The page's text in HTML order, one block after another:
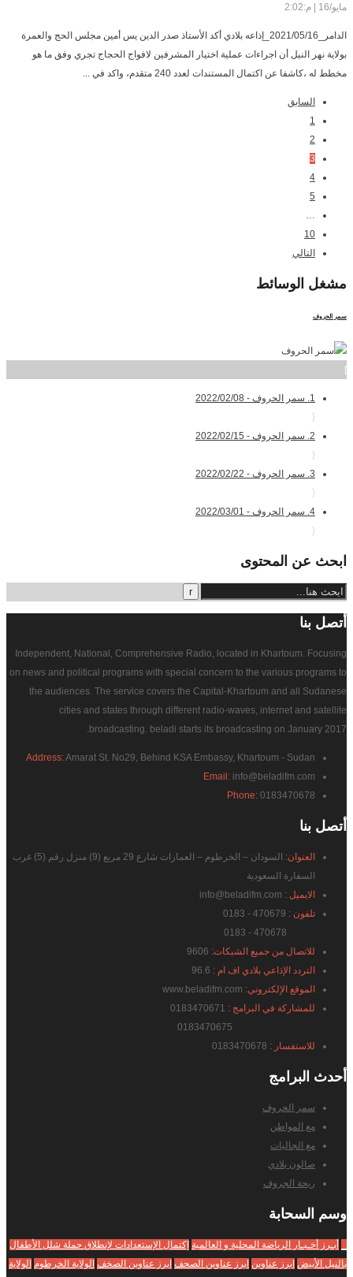
مايو/16 | م:2:02
الدامر_2021/05/16_إذاعه بلادي أكد الأستاذ صدر الدين يس أمين مجلس الحج والعمرة
بولاية نهر النيل أن اجراءات عملية اختيار المشرفين لافواج الحجاج تجري وفق ما هو
مخطط له ،كاشفا عن اكتمال المستندات لعدد 240 متقدم، واكد في ...
السابق
1
2
3
4
5
10
التالي
مشغل الوسائط
سمر الحروف
]
1. سمر الحروف - 2022/02/08
{
2. سمر الحروف - 2022/02/15
{
3. سمر الحروف - 2022/02/22
{
4. سمر الحروف - 2022/03/01
{
ابحث عن المحتوى
أتصل بنا
Independent, National, Comprehensive Radio, located in Khartoum. Focusing
on news and political programs with special concern to the various programs to
the audiences. The service covers the Capital-Khartoum and all Sudanese
cities and states through different radio-waves, internet and satellite
broadcasting. beladi starts its broadcasting on January 2017.
Address:Amarat St. No29, Behind KSA Embassy, Khartoum - Sudan
Email: info@beladifm.com
Phone: 0183470678
أتصل بنا
العنوان:
السودان – الخرطوم – العمارات شارع 29 مربع (9) منزل رقم (5) غرب
السفارة السعودية
الايميل :
تلفون :
للاتصال من جميع الشبكات:
التردد الإذاعي بلادي اف ام :
الموقع الإلكتروني:
للمشاركة في البرامج :
للاستفسار :
أحدث البرامج
سمر الحروف
مع المواطن
مع الجاليات
صالون بلادي
ريحة الجروف
وسم السحابة
أبـرز أخـبـار الرياضة المحلية و العالمية إكتمال الإستعدادات لإنطلاق حملة شلل الأطفال
بالنيل الأبيض ابرز عناوين ابرز عناوين الصحف ابرز عناوين الصخف الولاية الخرطوم الولاية